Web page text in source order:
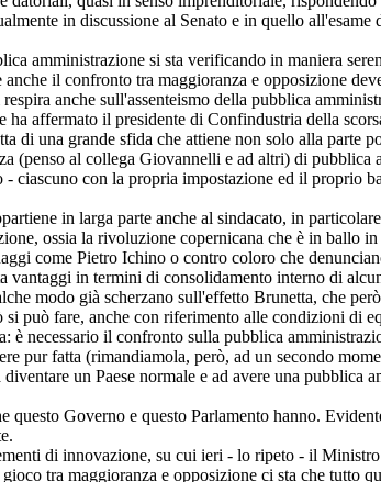
in discussione al Senato e in quello
amministrazione si sta verificando in maniera
il confronto tra maggioranza e opposizione
anche sull'assenteismo della pubblica
affermato il presidente di Confindustria della
di una grande sfida che attiene non solo alla
(penso al collega Giovannelli e ad altri) di
ciascuno con la propria impostazione ed il
in larga parte anche al sindacato, in
ossia la rivoluzione copernicana che è in ballo
come Pietro Ichino o contro coloro che
vantaggi in termini di consolidamento interno di
modo già scherzano sull'effetto Brunetta, che
può fare, anche con riferimento alle condizioni di
è necessario il confronto sulla pubblica
pur fatta (rimandiamola, però, ad un secondo
un Paese normale e ad avere una
Governo e questo Parlamento hanno.
di innovazione, su cui ieri - lo ripeto - il
tra maggioranza e opposizione ci sta che